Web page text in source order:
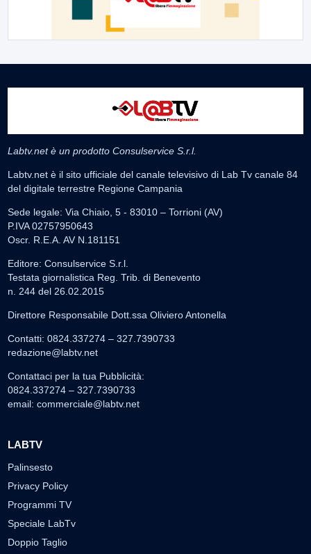
Labtv.net è un prodotto Consulservice S.r.l.
Labtv.net è il sito ufficiale del canale televisivo di Lab Tv canale 84
del digitale terrestre Regione Campania
Sede legale: Via Chiaio, 5 - 83010 – Torrioni (AV)
P.IVA 02757950643
Oscr. R.E.A. AV N.181151
Editore: Consulservice S.r.l.
Testata giornalistica Reg. Trib. di Benevento
n. 244 del 26.02.2015
Direttore Responsabile Dott.ssa Oliviero Antonella
Contatti: 0824.337274 – 327.7390733
redazione@labtv.net
Contattaci per la tua Pubblicità:
0824.337274 – 327.7390733
email: commerciale@labtv.net
LABTV
Palinsesto
Privacy Policy
Programmi TV
Speciale LabTv
Doppio Taglio